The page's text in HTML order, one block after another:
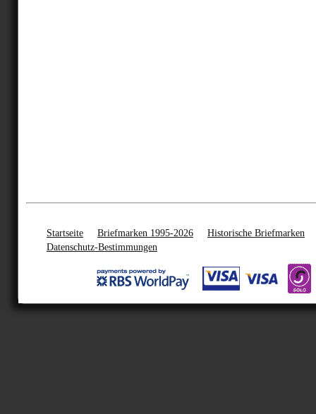
Startseite Briefmarken 1995-2026
Historische Briefmarken
Datenschutz-Bestimmungen